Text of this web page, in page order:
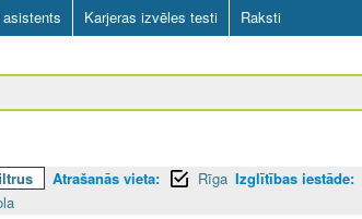
Karjeras izvēles testi Raksti
Atrašanās vieta: Rīga Izglītības iestāde: